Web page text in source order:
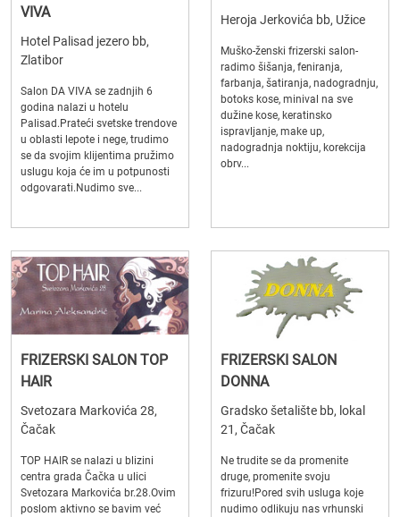
VIVA
Hotel Palisad jezero bb,
Zlatibor
Salon DA VIVA se zadnjih 6
godina nalazi u hotelu
Palisad.Prateći svetske trendove
u oblasti lepote i nege, trudimo
se da svojim klijentima pružimo
uslugu koja će im u potpunosti
odgovarati.Nudimo sve...
Heroja Jerkovića bb, Užice
Muško-ženski frizerski salon-
radimo šišanja, feniranja,
farbanja, šatiranja, nadogradnju,
botoks kose, minival na sve
dužine kose, keratinsko
ispravljanje, make up,
nadogradnja noktiju, korekcija
obrv...
FRIZERSKI SALON TOP
HAIR
Svetozara Markovića 28,
Čačak
TOP HAIR se nalazi u blizini
centra grada Čačka u ulici
Svetozara Markovića br.28.Ovim
poslom aktivno se bavim već
FRIZERSKI SALON
DONNA
Gradsko šetalište bb, lokal
21, Čačak
Ne trudite se da promenite
druge, promenite svoju
frizuru!Pored svih usluga koje
nudimo odlikuju nas vrhunski